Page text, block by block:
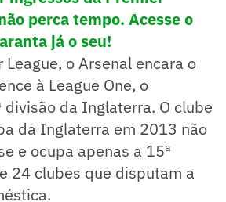
perca tempo. Acesse o
já o seu!
o Arsenal encara o
à League One, o
divisão da Inglaterra. O clube
da Inglaterra em 2013 não
e ocupa apenas a 15ª
24 clubes que disputam a